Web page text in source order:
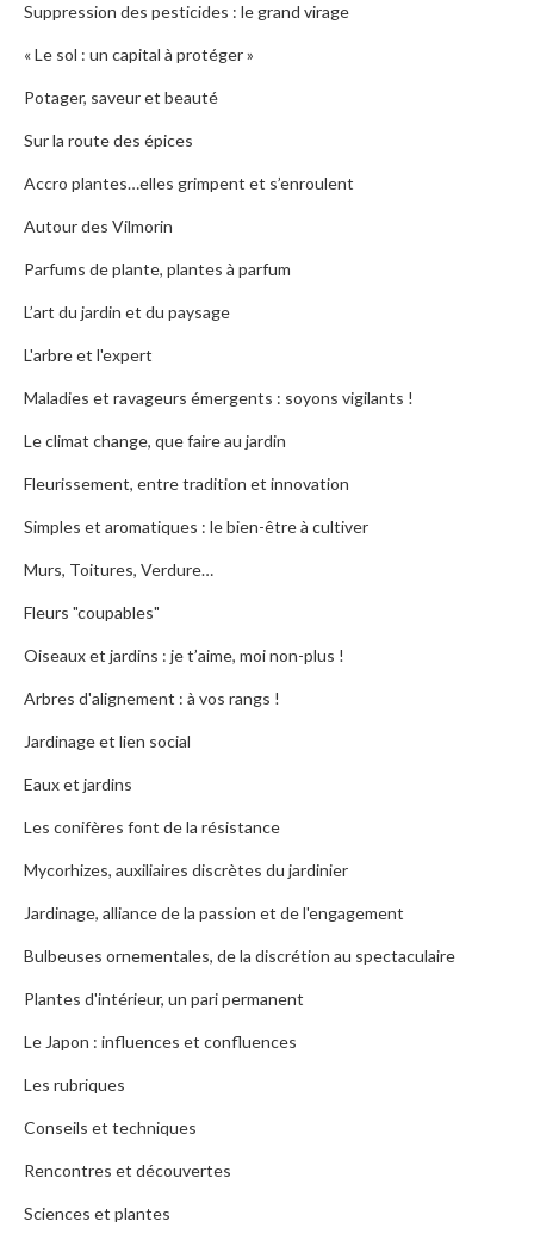
Suppression des pesticides : le grand virage
« Le sol : un capital à protéger »
Potager, saveur et beauté
Sur la route des épices
Accro plantes…elles grimpent et s’enroulent
Autour des Vilmorin
Parfums de plante, plantes à parfum
L’art du jardin et du paysage
L'arbre et l'expert
Maladies et ravageurs émergents : soyons vigilants !
Le climat change, que faire au jardin
Fleurissement, entre tradition et innovation
Simples et aromatiques : le bien-être à cultiver
Murs, Toitures, Verdure…
Fleurs "coupables"
Oiseaux et jardins : je t’aime, moi non-plus !
Arbres d'alignement : à vos rangs !
Jardinage et lien social
Eaux et jardins
Les conifères font de la résistance
Mycorhizes, auxiliaires discrètes du jardinier
Jardinage, alliance de la passion et de l'engagement
Bulbeuses ornementales, de la discrétion au spectaculaire
Plantes d'intérieur, un pari permanent
Le Japon : influences et confluences
Les rubriques
Conseils et techniques
Rencontres et découvertes
Sciences et plantes